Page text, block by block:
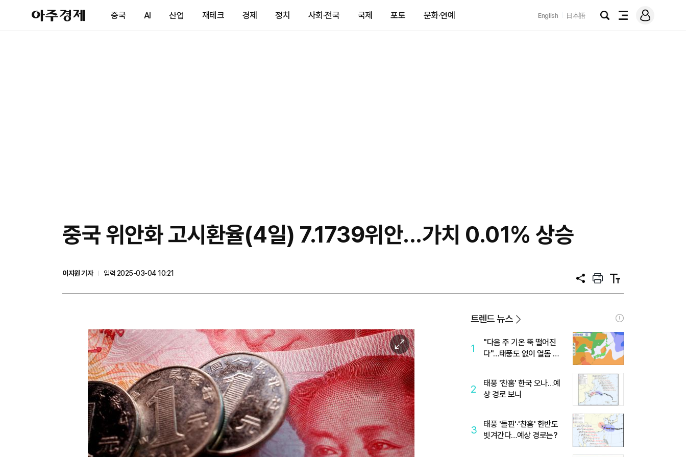
아
주
제
중국 AI 산업 재테크 경제 정치 사회·전국 국제 포토 문화·연예 English 日本語
검
전
메
그
중국 위안화 고시환율(4일) 7.1739위안...가치 0.01% 상승
이지원 기자
입력 2025-03-04 10:21
공
프
트
텍
트
이
미
지
확
대
트렌드 뉴스
1
"다음 주 기온 뚝 떨어진
다"…태풍도 없이 열돔 박
2
태풍 '찬홈' 한국 오나…예
상 경로 보니
3
태풍 '돌핀'·'찬홈' 한반도
빗겨간다…예상 경로는?